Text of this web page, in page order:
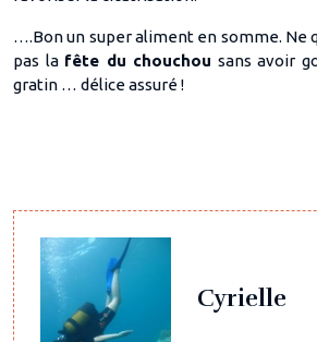
….Bon un super aliment en somme. Ne
pas la fête du chouchou sans avoir
gratin … délice assuré !
Cyrielle